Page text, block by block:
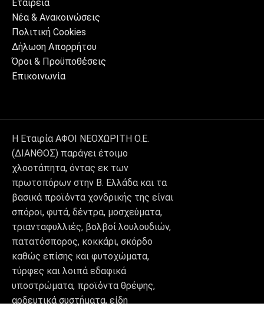
Εταιρεία
Νέα & Ανακοινώσεις
Πολιτική Cookies
Δήλωση Απορρήτου
Όροι & Προϋποθέσεις
Επικοινωνία
Η Εταιρία ΑΦΟΙ ΝΕΟΧΩΡΙΤΗ Ο.Ε.
(ΔΙΑΝΘΟΣ) παράγει έτοιμο
χλοοτάπητα, όντας εκ των
πρωτοπόρων στην Β. Ελλάδα και τα
βασικά προϊόντα χονδρικής της είναι
σπόροι, φυτά, δέντρα, μοσχεύματα,
τριανταφυλλιές, βολβοί λουλουδιών,
πατατόσπορος, κοκκάρι, σκόρδο
καθώς επίσης και φυτοχώματα,
τύρφες και λοιπά εδαφικά
υποστρώματα, προϊόντα θρέψης,
αρδευτικά συστήματα, είδη